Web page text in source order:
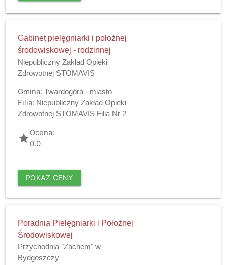
Gabinet pielęgniarki i położnej
środowiskowej - rodzinnej
Niepubliczny Zakład Opieki
Zdrowotnej STOMAVIS
Gmina: Twardogóra - miasto
Filia: Niepubliczny Zakład Opieki
Zdrowotnej STOMAVIS Filia Nr 2
gradeOcena:
0.0
POKAŻ CENY
Poradnia Pielęgniarki i Położnej
Środowiskowej
Przychodnia "Zachem" w
Bydgoszczy